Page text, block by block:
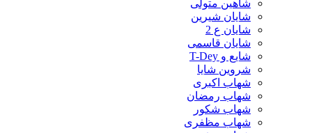
شاهین متولی
شایان شیرین
شایان ع 2
شایان قاسمی
شایع و T-Dey
شروین شایا
شهاب اکبری
شهاب رمضان
شهاب شکور
شهاب مظفری